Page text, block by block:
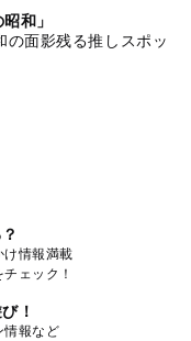
和」
の面影残る推しスポッ
け情報満載
ェック！
！
情報など